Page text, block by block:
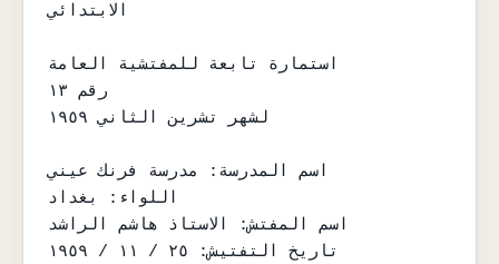
الابتدائي
استمارة تابعة للمفتشية العامة
رقم ١٣
لشهر تشرين الثاني ١٩٥٩
اسم المدرسة: مدرسة فرنك عيني
اللواء: بغداد
اسم المفتش: الاستاذ هاشم الراشد
تاريخ التفتيش: ٢٥ / ١١ / ١٩٥٩